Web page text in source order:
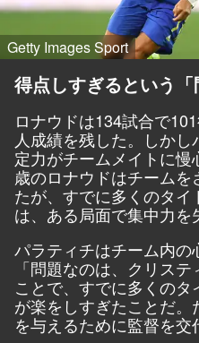
Getty Images Sport
得点しすぎるという「
ロナウドは134試合で
人成績を残した。しか
定力がチームメイトに
歳のロナウドはチーム
たが、すでに多くのタ
は、ある局面で集中力を
パラティチはチーム内の
「問題なのは、クリス
ことで、すでに多くの
が楽をしすぎたことだ
を与えるために監督を交